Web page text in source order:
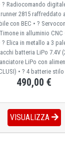
• ? Radiocomando
2815 raffreddato
con BEC • ?️
in alluminio
? Elica in metallo a 3
batteria LiPo 7.4V
LiPo con
• ? 4 batterie
490,00 €
VISUALIZZA